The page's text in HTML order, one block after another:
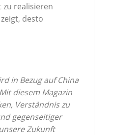
zu realisieren
desto
in Bezug auf China
diesem Magazin
Verständnis zu
gegenseitiger
Zukunft